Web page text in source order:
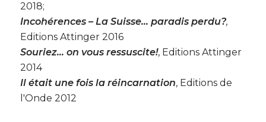
2018;
Incohérences – La Suisse… paradis perdu?,
Editions Attinger 2016
Souriez… on vous ressuscite!, Editions Attinger
2014
Il était une fois la réincarnation, Editions de
l'Onde 2012